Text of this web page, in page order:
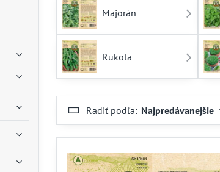
Majorán
Rukola
Radiť podľa: Najpredávanejšie